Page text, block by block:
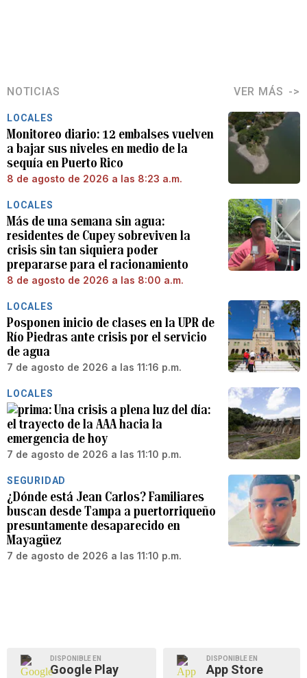
NOTICIAS VER MÁS
LOCALES
Monitoreo diario: 12 embalses vuelven
a bajar sus niveles en medio de la
sequía en Puerto Rico
8 de agosto de 2026 a las 8:23 a.m.
LOCALES
Más de una semana sin agua:
residentes de Cupey sobreviven la
crisis sin tan siquiera poder
prepararse para el racionamiento
8 de agosto de 2026 a las 8:00 a.m.
LOCALES
Posponen inicio de clases en la UPR de
Río Piedras ante crisis por el servicio
de agua
7 de agosto de 2026 a las 11:16 p.m.
LOCALES
Una crisis a plena luz del día:
el trayecto de la AAA hacia la
emergencia de hoy
7 de agosto de 2026 a las 11:10 p.m.
SEGURIDAD
¿Dónde está Jean Carlos? Familiares
buscan desde Tampa a puertorriqueño
presuntamente desaparecido en
Mayagüez
7 de agosto de 2026 a las 11:10 p.m.
DISPONIBLE EN
Google Play
DISPONIBLE EN
App Store